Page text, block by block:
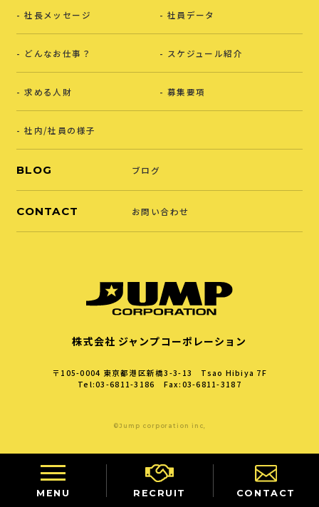
MENU RECRUIT CONTACT
社長メッセージ
どんなお仕事？
求める人財
社内/社員の様子
社員データ
スケジュール紹介
募集要項
BLOG ブログ
CONTACT お問い合わせ
株式会社 ジャンプコーポレーション
〒105-0004 東京都港区新橋3-3-13 Tsao Hibiya 7F
Tel:03-6811-3186 Fax:03-6811-3187
©Jump corporation inc,